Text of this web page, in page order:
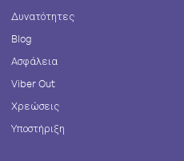
Δυνατότητες
Blog
Ασφάλεια
Viber Out
Χρεώσεις
Υποστήριξη